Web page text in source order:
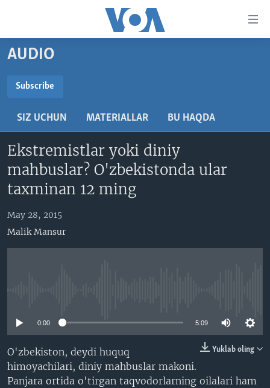
boring
Boshiga
Qidiruvga
AMERIKA
VATANDOSHLAR
MULTIMEDIA
AMERIKA MANZARALARI
XALQARO HAYOT
VASHINGTON CHOYXONASI
IJTIMOIY TARMOQLAR
FACEBOOK
YOUTUBE
TWITTER
SOUNDCLOUD
INGLIZ TILI DARSLARI
EDITORIAL
VOA
AUDIO
Subscribe
Obuna bo'ling
SIZ UCHUN MATERIALLAR BU HAQDA
Ekstremistlar yoki diniy
mahbuslar? O'zbekistonda ular
taxminan 12 ming
May 28, 2015
Malik Mansur
0:00 5:09
Yuklab oling
O'zbekiston, deydi huquq
himoyachilari, diniy mahbuslar makoni.
Panjara ortida o'tirgan taqvodorlarning oilalari ham